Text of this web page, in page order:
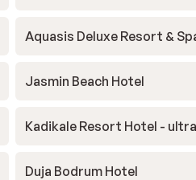
Aquasis Deluxe Resort &
Jasmin Beach Hotel
Kadikale Resort Hotel -
Duja Bodrum Hotel